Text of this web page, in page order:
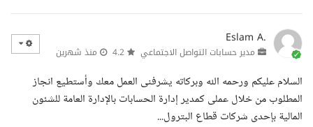
Eslam A.
مدير حسابات التواصل الاجتماعي منذ شهرين
السلام عليكم ورحمه الله وبركاته يشرفنى العمل معك وأستطيع انجاز
المطلوب من خلال عملى كمدير إدارة الحسابات بالإدارة العامة للشئون
المالية بإحدى شركات قطاع البترول...